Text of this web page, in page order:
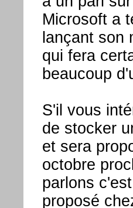
Microsoft a
lançant son
qui fera
beaucoup
S'il vous
de stocker
et sera
octobre
parlons
proposé